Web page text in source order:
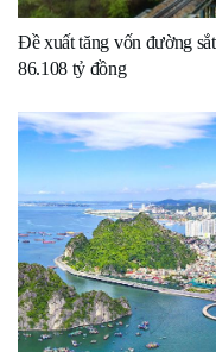
Đề xuất tăng vốn đường
86.108 tỷ đồng